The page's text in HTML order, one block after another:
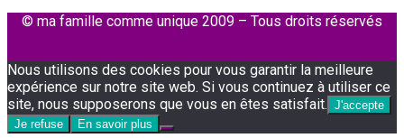
© ma famille comme unique 2009 – Tous droits réservés
Nous utilisons des cookies pour vous garantir la meilleure
expérience sur notre site web. Si vous continuez à utiliser ce
site, nous supposerons que vous en êtes satisfait. J'accepte
Je refuse
En savoir plus